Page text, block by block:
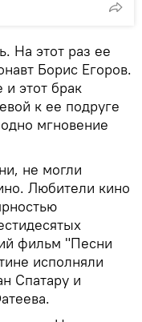
На этот раз ее
Борис Егоров.
этот брак
к ее подруге
мгновение
не могли
Любители кино
фильм "Песни
исполняли
Спатару и